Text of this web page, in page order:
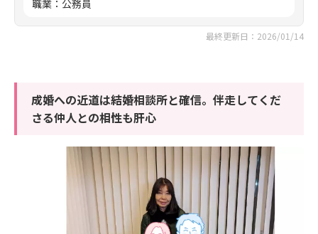
職業 ： 公務員
最終更新日：2026/01/14
成婚への近道は結婚相談所と確信。伴走してくだ
さる仲人との相性も肝心